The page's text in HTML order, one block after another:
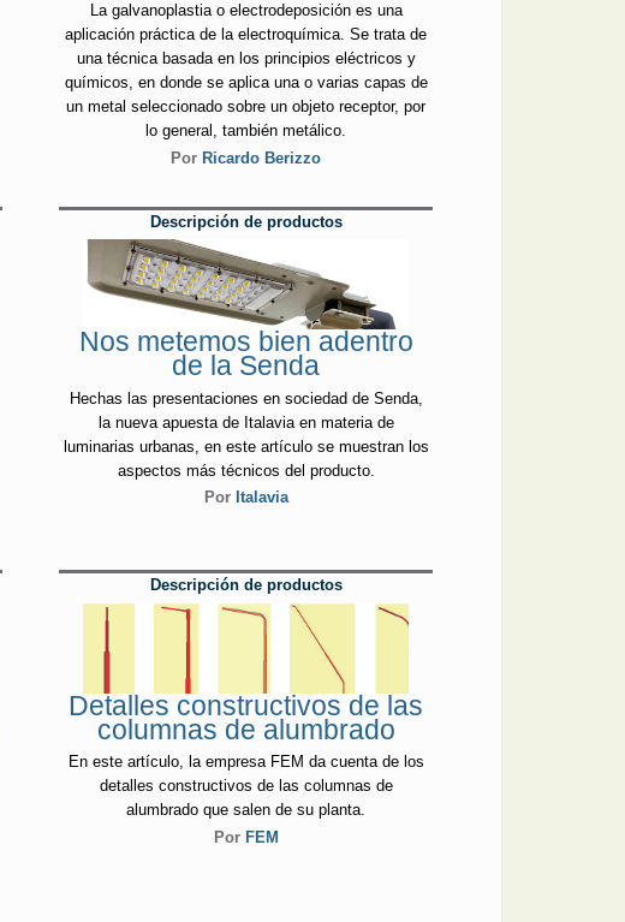
La galvanoplastia o electrodeposición es una
aplicación práctica de la electroquímica. Se trata de
una técnica basada en los principios eléctricos y
químicos, en donde se aplica una o varias capas de
un metal seleccionado sobre un objeto receptor, por
lo general, también metálico.
PorRicardo Berizzo
Descripción de productos
Nos metemos bien adentro
de la Senda
Hechas las presentaciones en sociedad de Senda,
la nueva apuesta de Italavia en materia de
luminarias urbanas, en este artículo se muestran los
aspectos más técnicos del producto.
Por Italavia
Descripción de productos
Detalles constructivos de las
columnas de alumbrado
En este artículo, la empresa FEM da cuenta de los
detalles constructivos de las columnas de
alumbrado que salen de su planta.
Por FEM